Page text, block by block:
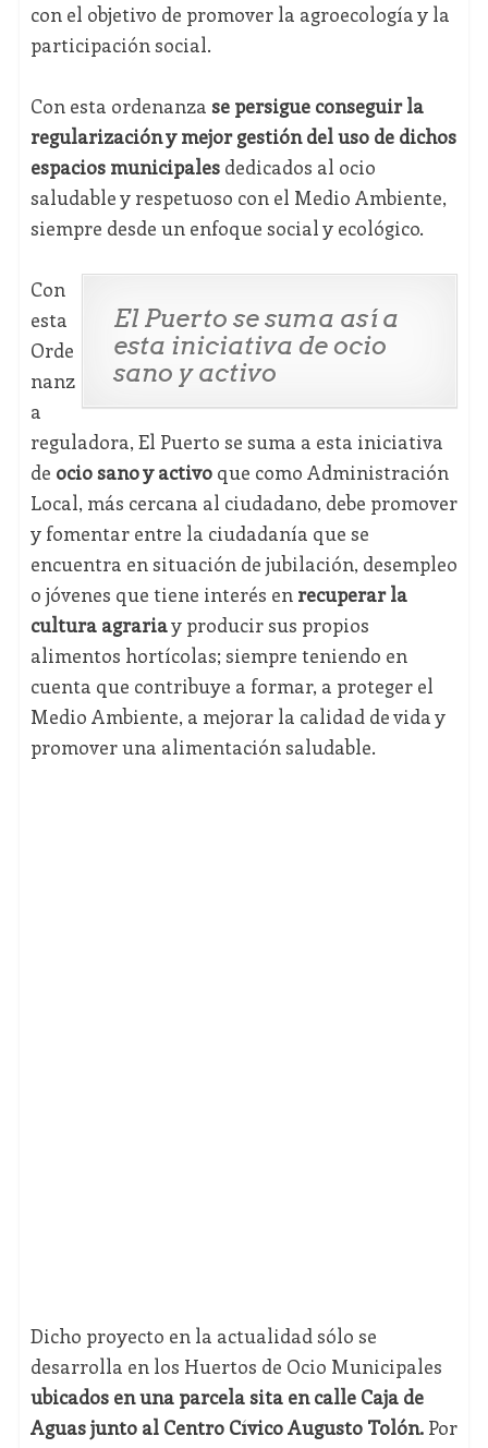
con el objetivo de promover la agroecología y la
participación social.
Con esta ordenanza se persigue conseguir la
regularización y mejor gestión del uso de dichos
espacios municipalesdedicados al ocio
saludable y respetuoso con el Medio Ambiente,
siempre desde un enfoque social y ecológico.
El Puerto se suma así a
esta iniciativa de ocio
sano y activo
Con
esta
Orde
nanz
a
reguladora, El Puerto se suma a esta iniciativa
de ocio sano y activoque como Administración
Local, más cercana al ciudadano, debe promover
y fomentar entre la ciudadanía que se
encuentra en situación de jubilación, desempleo
o jóvenes que tiene interés en recuperar la
cultura agrariay producir sus propios
alimentos hortícolas; siempre teniendo en
cuenta que contribuye a formar, a proteger el
Medio Ambiente, a mejorar la calidad de vida y
promover una alimentación saludable.
Dicho proyecto en la actualidad sólo se
desarrolla en los Huertos de Ocio Municipales
ubicados en una parcela sita en calle Caja de
Aguas junto al Centro Cívico Augusto Tolón.Por